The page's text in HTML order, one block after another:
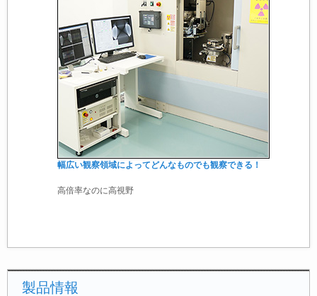
幅広い観察領域によってどんなものでも観察できる！
高倍率なのに高視野
製品情報